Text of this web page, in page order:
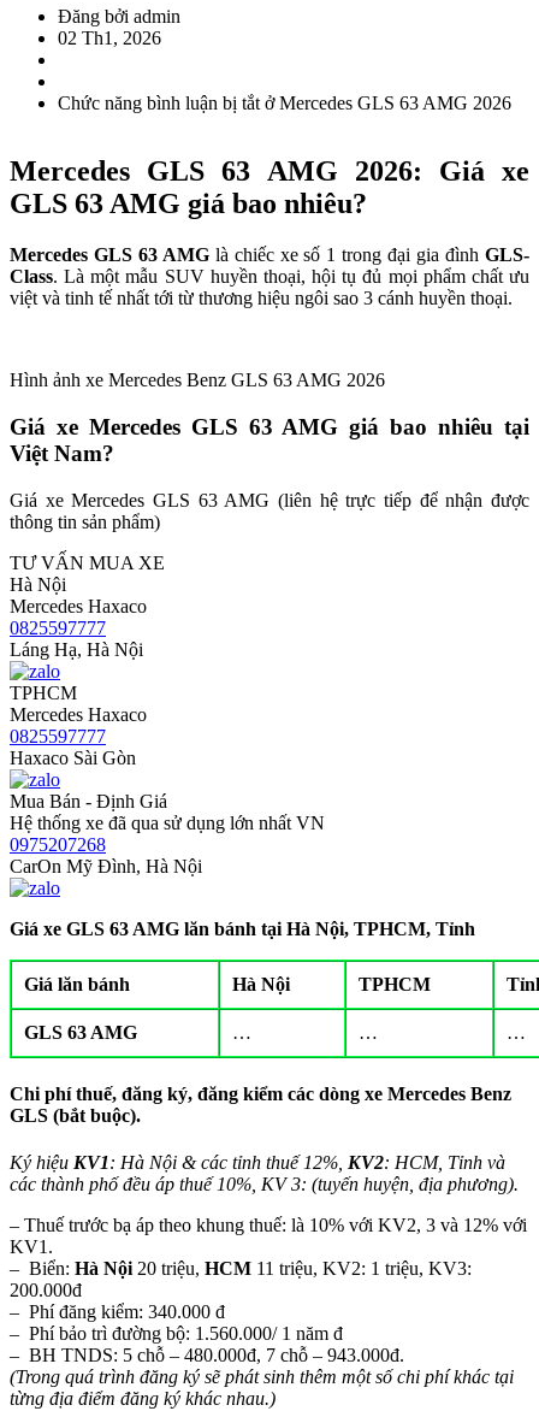
Đăng bởi admin
02 Th1, 2026
Chức năng bình luận bị tắtở Mercedes GLS 63 AMG 2026
Mercedes GLS 63 AMG 2026: Giá xe
GLS 63 AMG giá bao nhiêu?
Mercedes GLS 63 AMGlà chiếc xe số 1 trong đại gia đìnhGLS-
Class. Là một mẫu SUV huyền thoại, hội tụ đủ mọi phẩm chất ưu
việt và tinh tế nhất tới từ thương hiệu ngôi sao 3 cánh huyền thoại.
Hình ảnh xe Mercedes Benz GLS 63 AMG 2026
Giá xe Mercedes GLS 63 AMG giá bao nhiêu tại
Việt Nam?
Giá xe Mercedes GLS 63 AMG (liên hệ trực tiếp để nhận được
thông tin sản phẩm)
TƯ VẤN MUA XE
Hà Nội
Mercedes Haxaco
0825597777
Láng Hạ, Hà Nội
TPHCM
Mercedes Haxaco
0825597777
Haxaco Sài Gòn
Mua Bán - Định Giá
Hệ thống xe đã qua sử dụng lớn nhất VN
0975207268
CarOn Mỹ Đình, Hà Nội
Giá xe GLS 63 AMG lăn bánh tại Hà Nội, TPHCM, Tỉnh
Giá lăn bánh Hà Nội TPHCM
GLS 63 AMG … … …
Chi phí thuế, đăng ký, đăng kiểm các dòng xe Mercedes Benz
GLS (bắt buộc).
Ký hiệu KV1: Hà Nội & các tỉnh thuế 12%, KV2: HCM, Tỉnh và
các thành phố đều áp thuế 10%, KV 3: (tuyến huyện, địa phương).
– Thuế trước bạ áp theo khung thuế: là 10% với KV2, 3 và 12% với
KV1.
– Biển: Hà Nội 20 triệu, HCM 11 triệu, KV2: 1 triệu, KV3:
200.000đ
– Phí đăng kiểm: 340.000 đ
– Phí bảo trì đường bộ: 1.560.000/ 1 năm đ
– BH TNDS: 5 chỗ – 480.000đ, 7 chỗ – 943.000đ.
(Trong quá trình đăng ký sẽ phát sinh thêm một số chi phí khác tại
từng địa điểm đăng ký khác nhau.)